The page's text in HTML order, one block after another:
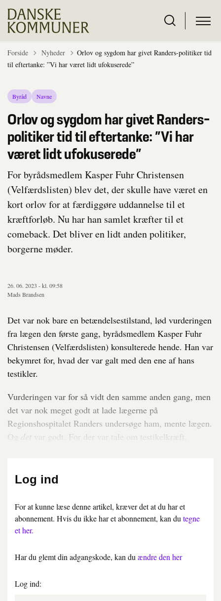
Forside Tilbage til
Nyheder
Orlov og sygdom har givet Randers-politiker tid
til eftertanke: ”Vi har været lidt ufokuserede”
Byråd Navne
Orlov og sygdom har givet Randers-
politiker tid til eftertanke: ”Vi har
været lidt ufokuserede”
For byrådsmedlem Kasper Fuhr Christensen
(Velfærdslisten) blev det, der skulle have været en
kort orlov for at færdiggøre uddannelse til et
kræftforløb. Nu har han samlet kræfter til et
comeback. Det bliver en lidt anden politiker,
borgerne møder.
26. 06. 2023 - kl. 09:58
Mads Brandsen
Det var nok bare en betændelsestilstand, lød vurderingen
fra lægen den første gang, byrådsmedlem Kasper Fuhr
Christensen (Velfærdslisten) konsulterede hende. Han var
bekymret for, hvad der var galt med den ene af hans
testikler.
Vurderingen var for så vidt den samme anden gang, men
det var nok meget godt at lade lægerne på
Regionshospitalet Randers undersøge ham, mente lægen.
Og det var godt. For der var tale om testikelkræft.
Log ind
For at kunne læse denne artikel, kræver det at du har et
abonnement. Hvis du ikke har et abonnement, kan dutegne
et her.
Har du glemt din adgangskode, kan duændre den her
Log ind: